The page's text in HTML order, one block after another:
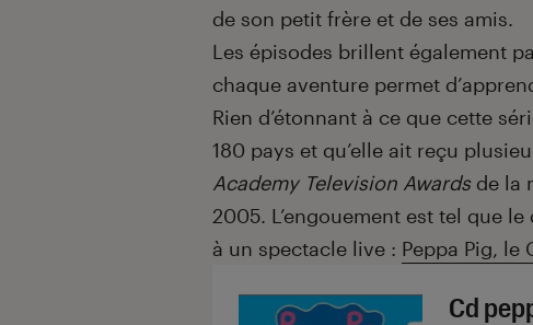
de son petit frère et de ses amis.
Les épisodes brillent également
chaque aventure permet
Rien d’étonnant à ce que cette
180 pays et qu’elle ait reçu
Academy Television Awardsde la
2005. L’engouement est tel que
à un spectacle live : Peppa Pig, le
Cd